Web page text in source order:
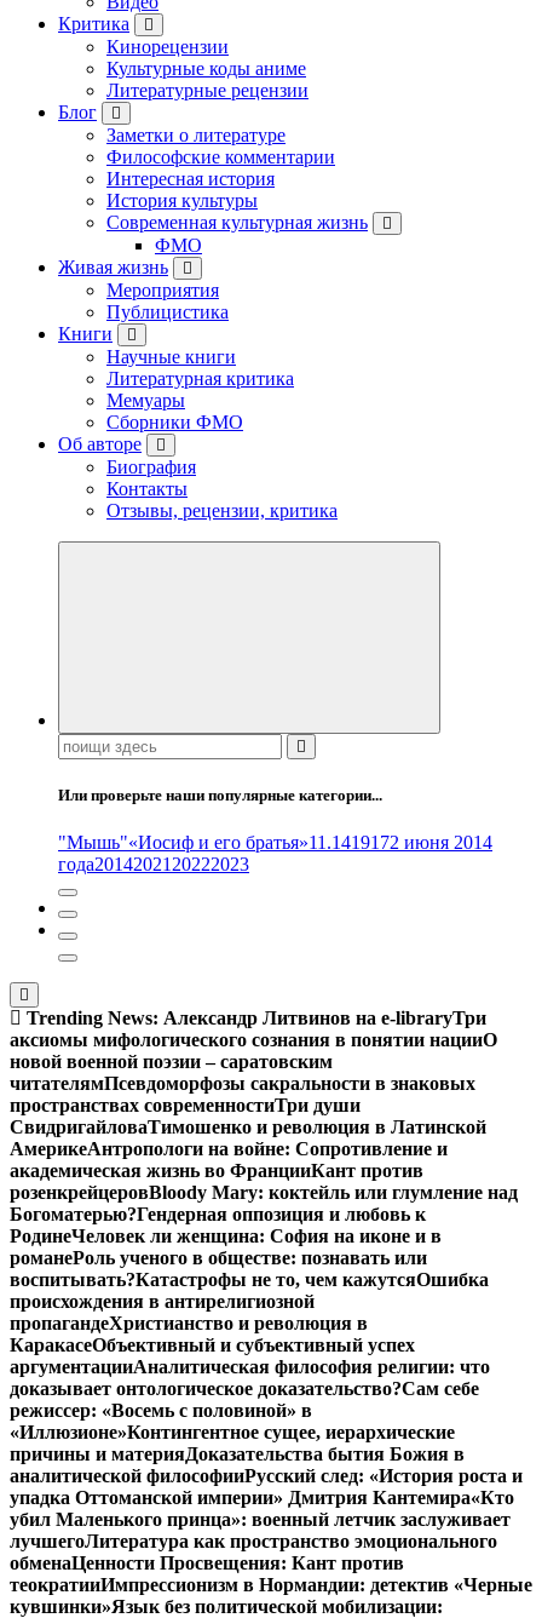
Критика
Кинорецензии
Культурные коды аниме
Литературные рецензии
Блог
Заметки о литературе
Философские комментарии
Интересная история
История культуры
Современная культурная жизнь
ФМО
Живая жизнь
Мероприятия
Публицистика
Книги
Научные книги
Литературная критика
Мемуары
Сборники ФМО
Об авторе
Биография
Контакты
Отзывы, рецензии, критика
Поиск:
Или проверьте наши популярные категории...
"Мышь"«Иосиф и его братья»11.1419172 июня 2014
года20142021 20222023
Trending News: Александр Литвинов на e-libraryТри
аксиомы мифологического сознания в понятии нацииО
новой военной поэзии – саратовским
читателямПсевдоморфозы сакральности в знаковых
пространствах современностиТри души
СвидригайловаТимошенко и революция в Латинской
АмерикеАнтропологи на войне: Сопротивление и
академическая жизнь во ФранцииКант против
розенкрейцеровBloody Mary: коктейль или глумление над
Богоматерью?Гендерная оппозиция и любовь к
РодинеЧеловек ли женщина: София на иконе и в
романеРоль ученого в обществе: познавать или
воспитывать?Катастрофы не то, чем кажутсяОшибка
происхождения в антирелигиозной
пропагандеХристианство и революция в
КаракасеОбъективный и субъективный успех
аргументацииАналитическая философия религии: что
доказывает онтологическое доказательство?Сам себе
режиссер: «Восемь с половиной» в
«Иллюзионе»Контингентное сущее, иерархические
причины и материяДоказательства бытия Божия в
аналитической философииРусский след: «История роста и
упадка Оттоманской империи» Дмитрия Кантемира«Кто
убил Маленького принца»: военный летчик заслуживает
лучшегоЛитература как пространство эмоционального
обменаЦенности Просвещения: Кант против
теократииИмпрессионизм в Нормандии: детектив «Черные
кувшинки»Язык без политической мобилизации: